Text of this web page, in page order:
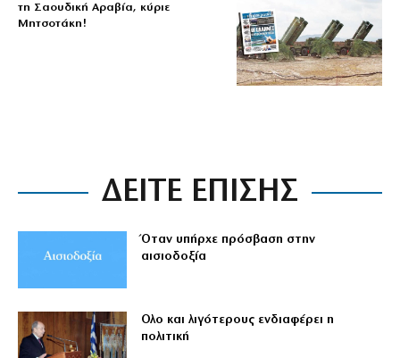
τη Σαουδική Αραβία, κύριε
Μητσοτάκη!
ΔΕΙΤΕ ΕΠΙΣΗΣ
Όταν υπήρχε πρόσβαση στην
αισιοδοξία
Ολο και λιγότερους ενδιαφέρει η
πολιτική